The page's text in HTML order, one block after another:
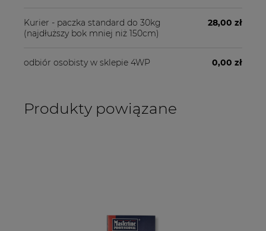
Kurier - paczka standard do 30kg
(najdłuższy bok mniej niż 150cm)
28,00 zł
odbiór osobisty w sklepie 4WP 0,00 zł
Produkty powiązane